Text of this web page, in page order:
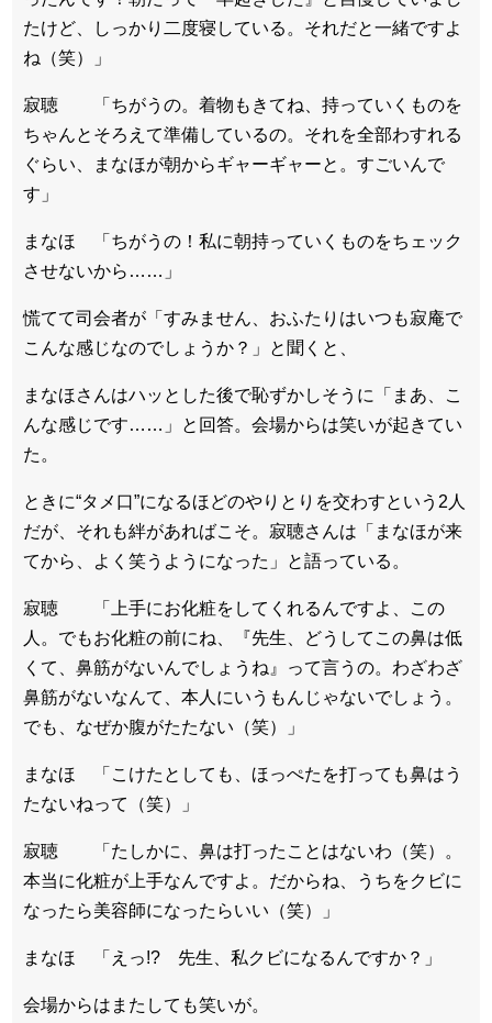
たけど、しっかり二度寝している。それだと一緒ですよ
ね（笑）」
寂聴 「ちがうの。着物もきてね、持っていくものを
ちゃんとそろえて準備しているの。それを全部わすれる
ぐらい、まなほが朝からギャーギャーと。すごいんで
す」
まなほ 「ちがうの！私に朝持っていくものをちェック
させないから……」
慌てて司会者が「すみません、おふたりはいつも寂庵で
こんな感じなのでしょうか？」と聞くと、
まなほさんはハッとした後で恥ずかしそうに「まあ、こ
んな感じです……」と回答。会場からは笑いが起きてい
た。
ときに“タメ口”になるほどのやりとりを交わすという2人
だが、それも絆があればこそ。寂聴さんは「まなほが来
てから、よく笑うようになった」と語っている。
寂聴 「上手にお化粧をしてくれるんですよ、この
人。でもお化粧の前にね、『先生、どうしてこの鼻は低
くて、鼻筋がないんでしょうね』って言うの。わざわざ
鼻筋がないなんて、本人にいうもんじゃないでしょう。
でも、なぜか腹がたたない（笑）」
まなほ 「こけたとしても、ほっぺたを打っても鼻はう
たないねって（笑）」
寂聴 「たしかに、鼻は打ったことはないわ（笑）。
本当に化粧が上手なんですよ。だからね、うちをクビに
なったら美容師になったらいい（笑）」
まなほ 「えっ!? 先生、私クビになるんですか？」
会場からはまたしても笑いが。